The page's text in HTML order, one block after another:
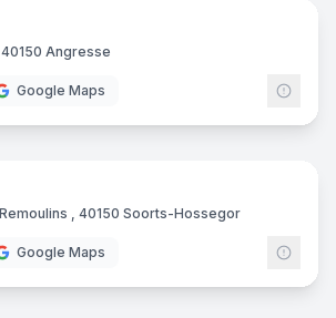
Angresse
Google Maps
7
, 40150 Soorts-Hossegor
Google Maps